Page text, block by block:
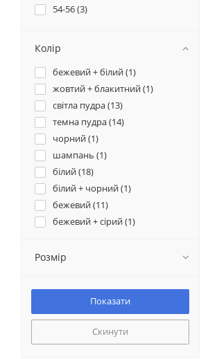
54-56 (3)
Колір
бежевий + білий (1)
жовтий + блакитний (1)
світла пудра (13)
темна пудра (14)
чорний (1)
шампань (1)
білий (18)
білий + чорний (1)
бежевий (11)
бежевий + сірий (1)
бордовий (
джинсовий (3)
електрик (2)
жовтий (4)
кавовий (9)
Розмір
Скинути